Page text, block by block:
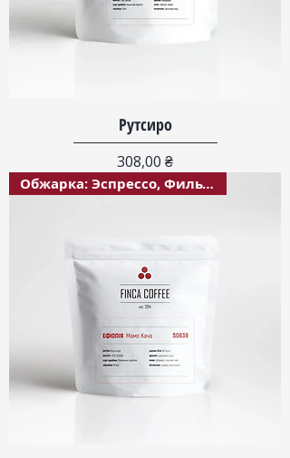
Рутсиро
Цена
308,00 ₴
Обжарка: Эспрессо, Фильтр